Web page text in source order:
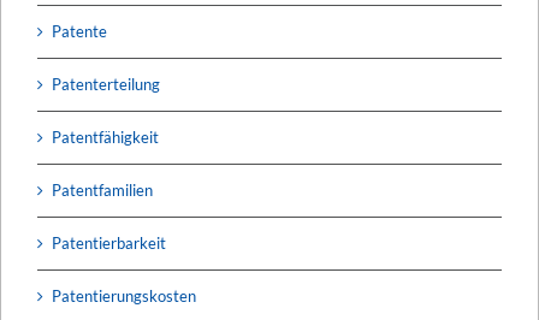
Patente
Patenterteilung
Patentfähigkeit
Patentfamilien
Patentierbarkeit
Patentierungskosten